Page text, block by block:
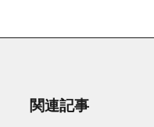
関連記事